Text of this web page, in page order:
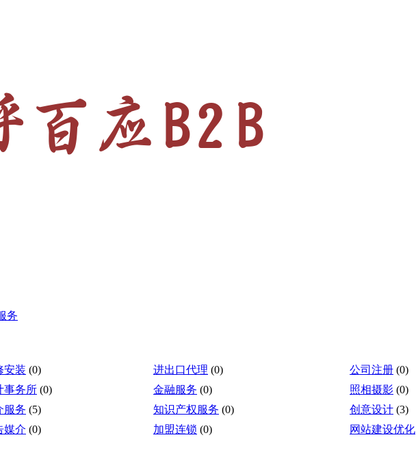
务
安装 (0) 进出口代理 (0) 公司注册 (0)
事务所 (0) 金融服务 (0) 照相摄影 (0)
服务 (5) 知识产权服务 (0) 创意设计 (3)
媒介 (0) 加盟连锁 (0) 网站建设优化